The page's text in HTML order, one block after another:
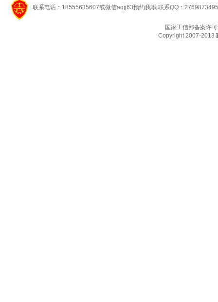
联系电话：18555635607或微信aqjj63预约我哦 联系QQ：
国家工信部备案许
Copyright 2007-2013